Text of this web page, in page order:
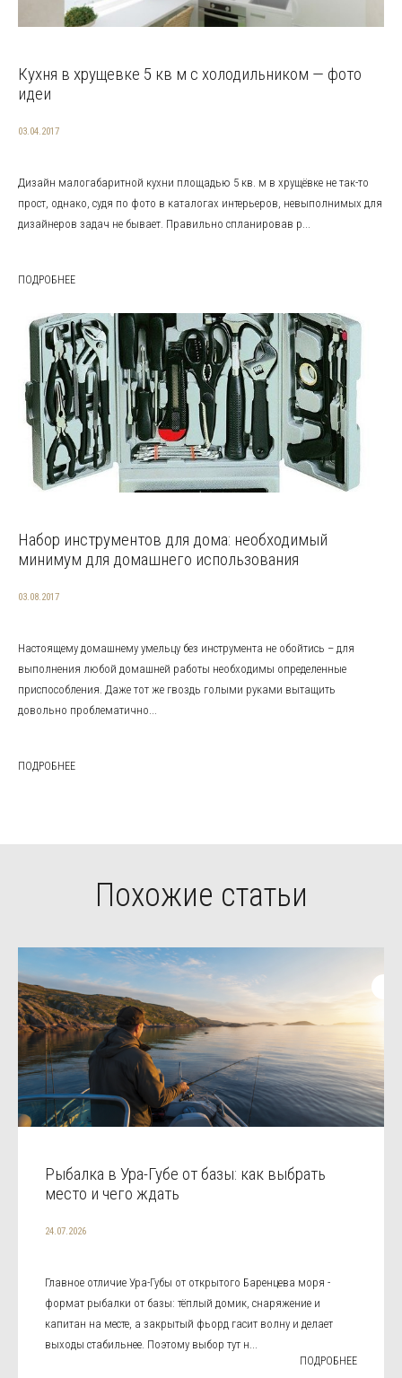
Кухня в хрущевке 5 кв м с холодильником — фото
идеи
03.04.2017
Дизайн малогабаритной кухни площадью 5 кв. м в хрущёвке не так-то
прост, однако, судя по фото в каталогах интерьеров, невыполнимых для
дизайнеров задач не бывает. Правильно спланировав р...
ПОДРОБНЕЕ
Набор инструментов для дома: необходимый
минимум для домашнего использования
03.08.2017
Настоящему домашнему умельцу без инструмента не обойтись – для
выполнения любой домашней работы необходимы определенные
приспособления. Даже тот же гвоздь голыми руками вытащить
довольно проблематично...
ПОДРОБНЕЕ
Похожие статьи
Рыбалка в Ура-Губе от базы: как выбрать
место и чего ждать
24.07.2026
Главное отличие Ура-Губы от открытого Баренцева моря -
формат рыбалки от базы: тёплый домик, снаряжение и
капитан на месте, а закрытый фьорд гасит волну и делает
выходы стабильнее. Поэтому выбор тут н...
ПОДРОБНЕЕ